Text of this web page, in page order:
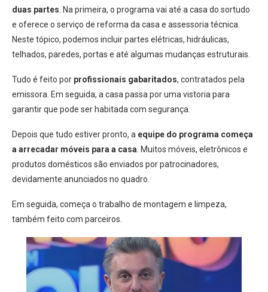
duas partes . Na primeira, o programa vai até a casa do sortudo
e oferece o serviço de reforma da casa e assessoria técnica.
Neste tópico, podemos incluir partes elétricas, hidráulicas,
telhados, paredes, portas e até algumas mudanças estruturais.
Tudo é feito por profissionais gabaritados, contratados pela
emissora. Em seguida, a casa passa por uma vistoria para
garantir que pode ser habitada com segurança.
Depois que tudo estiver pronto, a equipe do programa começa
a arrecadar móveis para a casa . Muitos móveis, eletrônicos e
produtos domésticos são enviados por patrocinadores,
devidamente anunciados no quadro.
Em seguida, começa o trabalho de montagem e limpeza,
também feito com parceiros.